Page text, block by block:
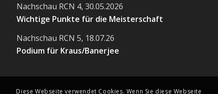
Nachschau RCN 4, 30.05.2026
Wichtige Punkte für die Meisterschaft
Nachschau RCN 5, 18.07.26
Podium für Kraus/Banerjee
Diese Webseite verwendet Cookies. Wenn Sie diese Webseite